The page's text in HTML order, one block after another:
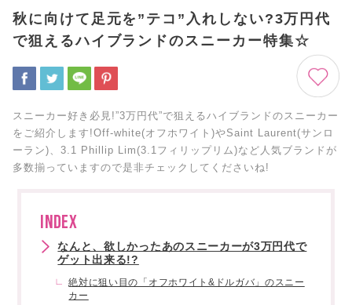
秋に向けて足元を”テコ”入れしない?3万円代
で狙えるハイブランドのスニーカー特集☆
スニーカー好き必見!”3万円代”で狙えるハイブランドのスニーカー
をご紹介します!Off-white(オフホワイト)やSaint Laurent(サンロ
ーラン)、3.1 Phillip Lim(3.1フィリップリム)など人気ブランドが
多数揃っていますので是非チェックしてくださいね!
INDEX
なんと、欲しかったあのスニーカーが3万円代で
ゲット出来る!?
絶対に狙い目の「オフホワイト&ドルガバ」のスニー
カー